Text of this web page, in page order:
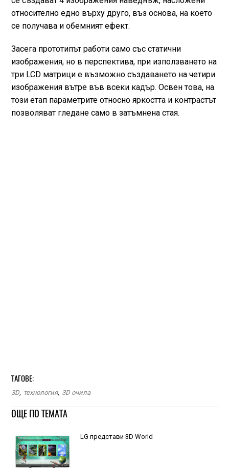
относително едно върху друго, въз основа, на което
се получава и обемният ефект.
Засега прототипът работи само със статични
изображения, но в перспектива, при използването на
три LCD матрици е възможно създаването на четири
изображения вътре във всеки кадър. Освен това, на
този етап параметрите относно яркостта и контрастът
позволяват гледане само в затъмнена стая.
ТАГОВЕ:
3D, технология, 3D очила
ОЩЕ ПО ТЕМАТА
LG представи 3D World